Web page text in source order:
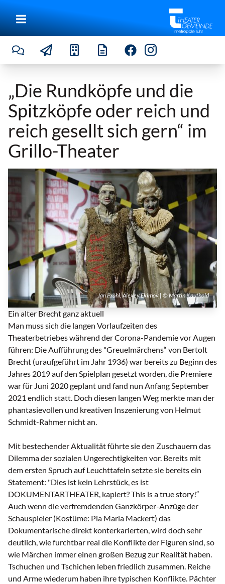
„Die Rundköpfe und die
Spitzköpfe oder reich und
reich gesellt sich gern“ im
Grillo-Theater
Ein alter Brecht ganz aktuell
Man muss sich die langen Vorlaufzeiten des
Theaterbetriebes während der Corona-Pandemie vor Augen
führen: Die Aufführung des "Greuelmärchens“ von Bertolt
Brecht (uraufgeführt im Jahr 1936) war bereits zu Beginn des
Jahres 2019 auf den Spielplan gesetzt worden, die Premiere
war für Juni 2020 geplant und fand nun Anfang September
2021 endlich statt. Doch diesen langen Weg merkte man der
phantasievollen und kreativen Inszenierung von Helmut
Schmidt-Rahmer nicht an.
Mit bestechender Aktualität führte sie den Zuschauern das
Dilemma der sozialen Ungerechtigkeiten vor. Bereits mit
dem ersten Spruch auf Leuchttafeln setzte sie bereits ein
Statement: "Dies ist kein Lehrstück, es ist
DOKUMENTARTHEATER, kapiert? This is a true story!“
Auch wenn die verfremdenden Ganzkörper-Anzüge der
Schauspieler (Kostüme: Pia Maria Mackert) das
Dokumentarische direkt konterkarierten, wird doch sehr
deutlich, wie furchtbar real die Konflikte der Figuren sind, so
wie Märchen immer einen großen Bezug zur Realität haben.
Tschuchen und Tschichen leben friedlich zusammen. Reiche
und Arme wiederum haben ihre typischen Konflikte. Pächter
Jan Pröhl, Alexey Ekimov | © Martin Kaufhold